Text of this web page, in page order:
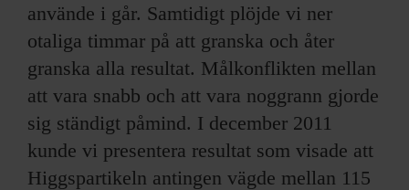
använde i går. Samtidigt plöjde vi ner
otaliga timmar på att granska och åter
granska alla resultat. Målkonflikten mellan
att vara snabb och att vara noggrann gjorde
sig ständigt påmind. I december 2011
kunde vi presentera resultat som visade att
Higgspartikeln antingen vägde mellan 115